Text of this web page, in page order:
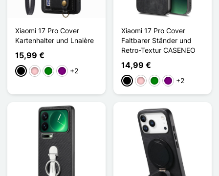
Xiaomi 17 Pro Cover
Kartenhalter und Lnaière
15,99 €
Schwarz
PinkGrünViolett
+2
Xiaomi 17 Pro Cover
Faltbarer Ständer und
Retro-Textur CASENEO
14,99 €
Schwarz
PinkGrünViolett
+2